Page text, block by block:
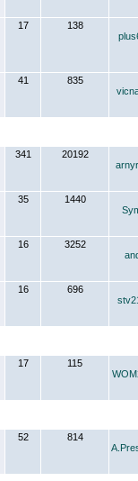
17 138
41 835
341 20192
35 1440
16 3252
16 696
17 115
52 814